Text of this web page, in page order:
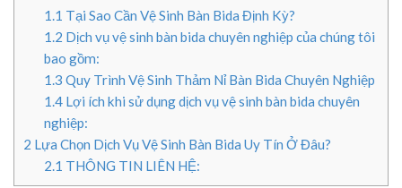
1.1 Tại Sao Cần Vệ Sinh Bàn Bida Định Kỳ?
1.2 Dịch vụ vệ sinh bàn bida chuyên nghiệp của chúng tôi
bao gồm:
1.3 Quy Trình Vệ Sinh Thảm Nỉ Bàn Bida Chuyên Nghiệp
1.4Lợi ích khi sử dụng dịch vụ vệ sinh bàn bida chuyên
nghiệp:
2 Lựa Chọn Dịch Vụ Vệ Sinh Bàn Bida Uy Tín Ở Đâu?
2.1 THÔNG TIN LIÊN HỆ: